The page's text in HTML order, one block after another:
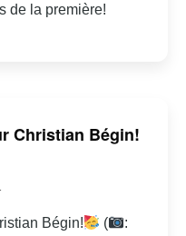
de la première!
Christian Bégin!
Bégin! (
: